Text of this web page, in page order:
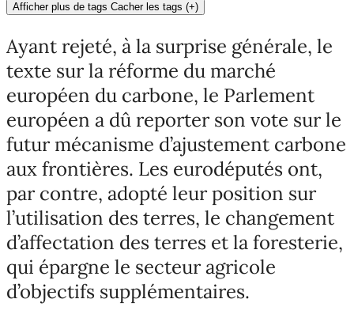
Afficher plus de tags Cacher les tags (+)
Ayant rejeté, à la surprise générale, le
texte sur la réforme du marché
européen du carbone, le Parlement
européen a dû reporter son vote sur le
futur mécanisme d’ajustement carbone
aux frontières. Les eurodéputés ont,
par contre, adopté leur position sur
l’utilisation des terres, le changement
d’affectation des terres et la foresterie,
qui épargne le secteur agricole
d’objectifs supplémentaires.